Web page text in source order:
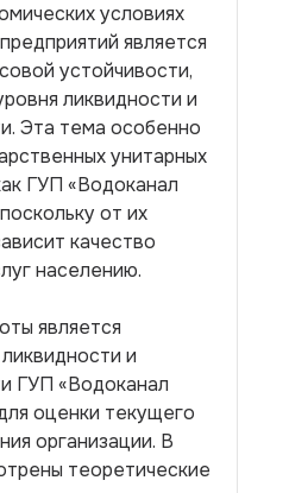
условиях
является
устойчивости,
ликвидности и
Эта тема особенно
унитарных
ГУП «Водоканал
от их
качество
населению.
является
и
ГУП «Водоканал
оценки текущего
организации. В
теоретические